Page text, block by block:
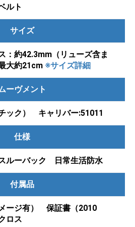
ルト
サイズ
約42.3mm（リューズ含ま
大約21cm ※サイズ詳細
ーヴメント
ック） キャリバー:51011
仕様
ルーバック 日常生活防水
付属品
ージ有） 保証書（2010
ロス